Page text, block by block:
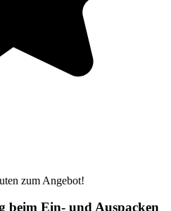
zum Angebot!
beim Ein- und Auspacken